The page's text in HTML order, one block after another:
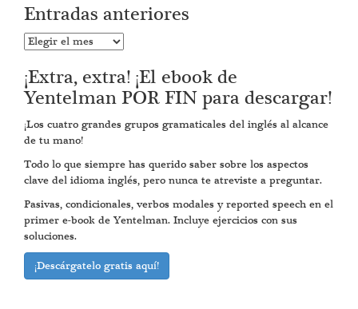
Entradas anteriores
Entradas
¡Extra, extra! ¡El ebook de
Yentelman POR FIN para descargar!
¡Los cuatro grandes grupos gramaticales del inglés al alcance
de tu mano!
Todo lo que siempre has querido saber sobre los aspectos
clave del idioma inglés, pero nunca te atreviste a preguntar.
Pasivas, condicionales, verbos modales y reported speech en el
primer e-book de Yentelman. Incluye ejercicios con sus
soluciones.
¡Descárgatelo gratis aquí!